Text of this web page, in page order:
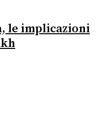
le implicazioni